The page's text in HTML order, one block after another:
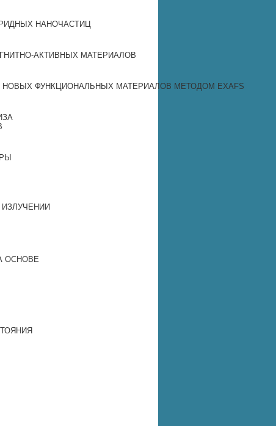
НАНОЧАСТИЦ
МАТЕРИАЛОВ
ФУНКЦИОНАЛЬНЫХ МАТЕРИАЛОВ МЕТОДОМ EXAFS
ОСНОВЕ